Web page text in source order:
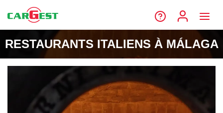
RESTAURANTS ITALIENS À MÁLAGA